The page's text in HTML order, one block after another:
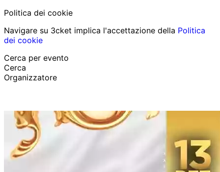
Politica dei cookie
Navigare su 3cket implica l'accettazione della Politica
dei cookie
Cerca per evento
Cerca
Organizzatore
Italiano
Aiuto per il partecipanteHo perso il mio biglietto